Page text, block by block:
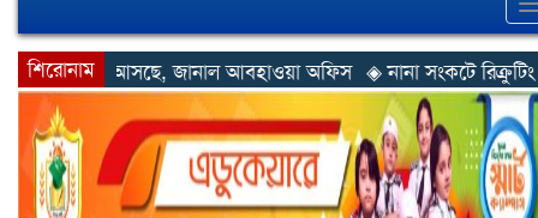
শিরোনাম
আবহাওয়া অফিস ◈ নানা সংকটে রিক্রুটিং এজেন্সি, হুমকির মুখে